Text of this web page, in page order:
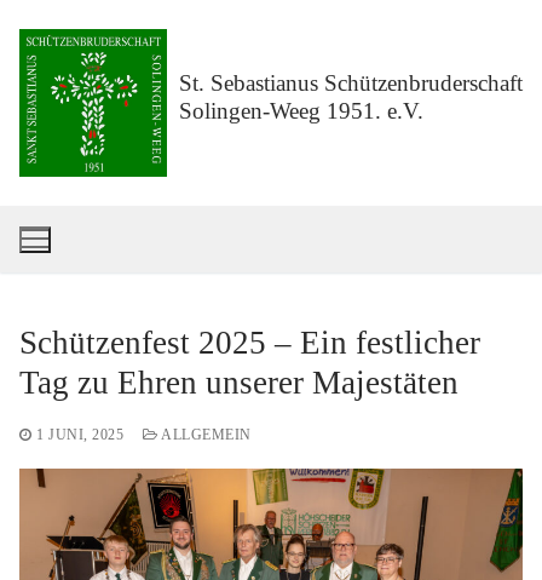
Inhalt
springen
St. Sebastianus Schützenbruderschaft
Solingen-Weeg 1951. e.V.
Schützenfest 2025 – Ein festlicher
Tag zu Ehren unserer Majestäten
1 JUNI, 2025 ALLGEMEIN